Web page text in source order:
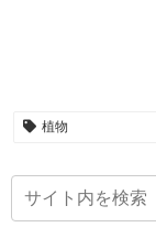
植物